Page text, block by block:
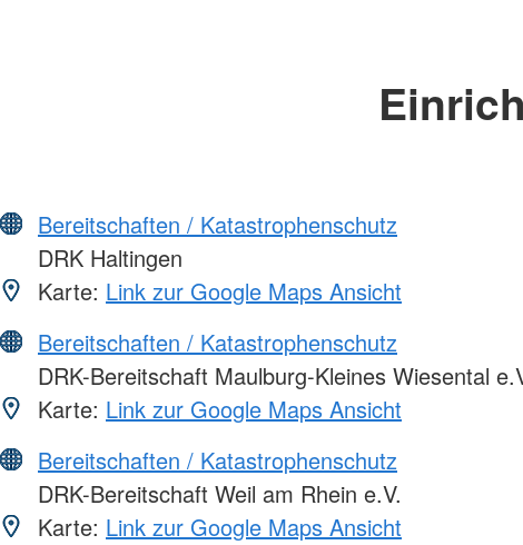
Bereitschaften / Katastrophenschutz
DRK Haltingen
Karte: Link zur Google Maps Ansicht
Bereitschaften / Katastrophenschutz
DRK-Bereitschaft Maulburg-Kleines Wiesental
Karte: Link zur Google Maps Ansicht
Bereitschaften / Katastrophenschutz
DRK-Bereitschaft Weil am Rhein e.V.
Karte: Link zur Google Maps Ansicht